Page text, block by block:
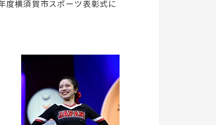
度横須賀市スポーツ表彰式に